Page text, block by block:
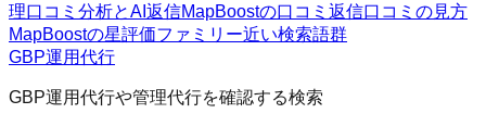
理口コミ分析とAI返信MapBoostの口コミ返信口コミの見方
MapBoostの星評価ファミリー近い検索語群
GBP運用代行
GBP運用代行や管理代行を確認する検索